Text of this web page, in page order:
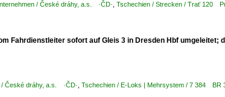
/ České dráhy, a.s. ·ČD· Tschechien / Strecken / Trať 120
Fahrdienstleiter sofort auf Gleis 3 in Dresden Hbf umgeleitet;
České dráhy, a.s. ·ČD· Tschechien / E-Loks | Mehrsystem / 7 384 BR